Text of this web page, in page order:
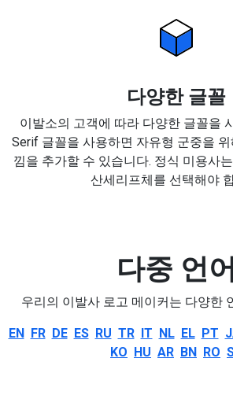
다양한 글꼴
이발소의 고객에 따라 다양한 글꼴을
Serif 글꼴을 사용하면 자유형 군중을
낌을 추가할 수 있습니다. 정식 미용사
산세리프체를 선택해야
다중 언어
우리의 이발사 로고 메이커는 다양한
EN FR DE ES RU TR IT NL EL PT
KO HU AR BN RO